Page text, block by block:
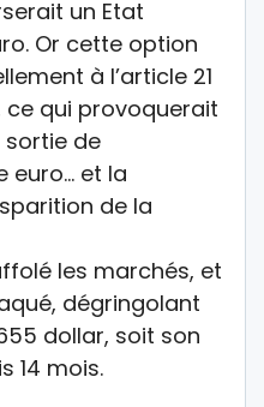
un Etat
Or cette option
à l’article 21
ce qui provoquerait
de
euro… et la
de la
les marchés, et
dégringolant
dollar, soit son
14 mois.